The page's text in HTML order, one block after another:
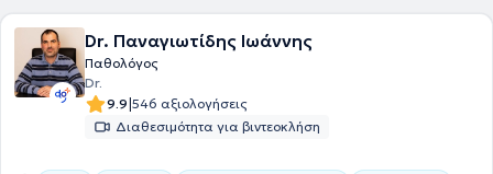
Dr. Παναγιωτίδης Ιωάννης
Παθολόγος
Dr.
9.9|546 αξιολογήσεις
Διαθεσιμότητα για βιντεοκλήση